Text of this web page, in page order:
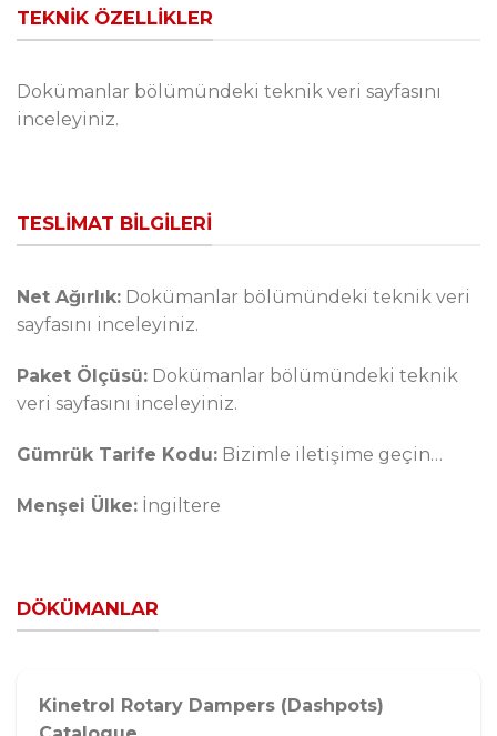
TEKNIK ÖZELLIKLER
Dokümanlar bölümündeki teknik veri sayfasını
inceleyiniz.
TESLIMAT BILGILERI
Net Ağırlık: Dokümanlar bölümündeki teknik veri
sayfasını inceleyiniz.
Paket Ölçüsü: Dokümanlar bölümündeki teknik
veri sayfasını inceleyiniz.
Gümrük Tarife Kodu: Bizimle iletişime geçin…
Menşei Ülke: İngiltere
DÖKÜMANLAR
Kinetrol Rotary Dampers (Dashpots)